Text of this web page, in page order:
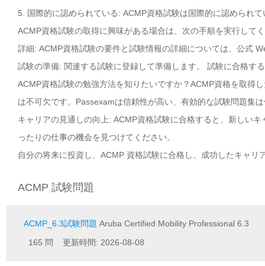
5. 国際的に認められている: ACMP資格試験は国際的に認められ
ACMP資格試験の取得に興味がある場合は、次の手順を実行して
詳細: ACMP資格試験の要件と試験情報の詳細については、公式
試験の準備: 関連する試験に登録して準備します。 試験に合格す
ACMP資格試験の勉強方法を知りたいですか？ACMP資格を取得
は不可欠です。Passexamは信頼性が高い、有効的な試験問題集
キャリアの見通しの向上: ACMP資格試験に合格すると、新しい
ったりの仕事の機会を見つけてください。
自分の将来に投資し、ACMP 資格試験に合格し、成功したキャリ
ACMP 試験問題
ACMP_6.3試験問題 Aruba Certified Mobility Professional 6.3
165 問 更新時間: 2026-08-08